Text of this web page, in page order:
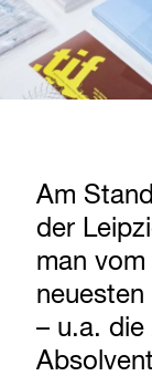
Am
der
man
– u.a.